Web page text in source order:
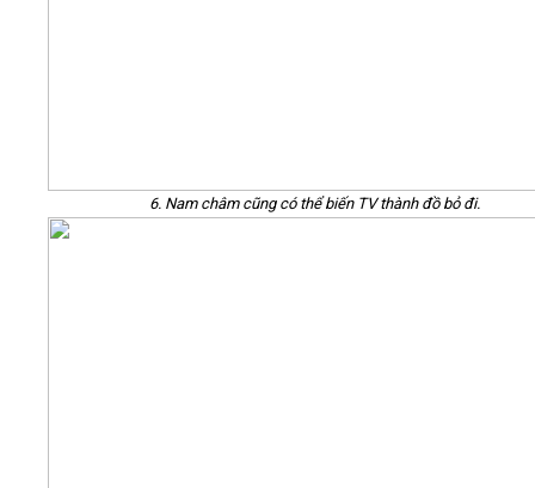
6. Nam châm cũng có thể biến TV thành đồ bỏ đi.